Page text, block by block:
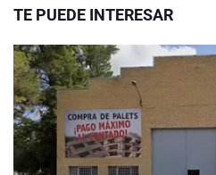
TE PUEDE INTERESAR